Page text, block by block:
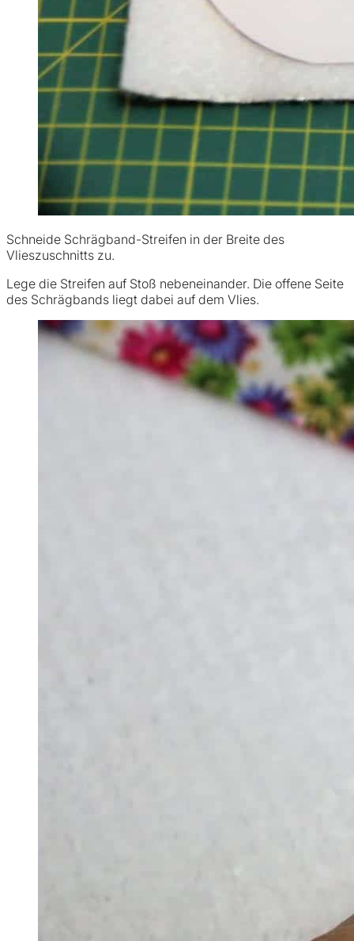
Schneide Schrägband-Streifen in der Breite des
Vlieszuschnitts zu.
Lege die Streifen auf Stoß nebeneinander. Die offene Seite
des Schrägbands liegt dabei auf dem Vlies.